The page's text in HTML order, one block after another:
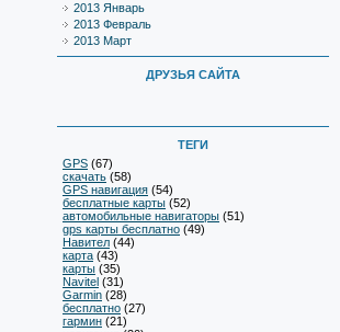
2013 Январь
2013 Февраль
2013 Март
ДРУЗЬЯ САЙТА
ТЕГИ
GPS (67)
скачать (58)
GPS навигация (54)
бесплатные карты (52)
автомобильные навигаторы (51)
gps карты бесплатно (49)
Навител (44)
карта (43)
карты (35)
Navitel (31)
Garmin (28)
бесплатно (27)
гармин (21)